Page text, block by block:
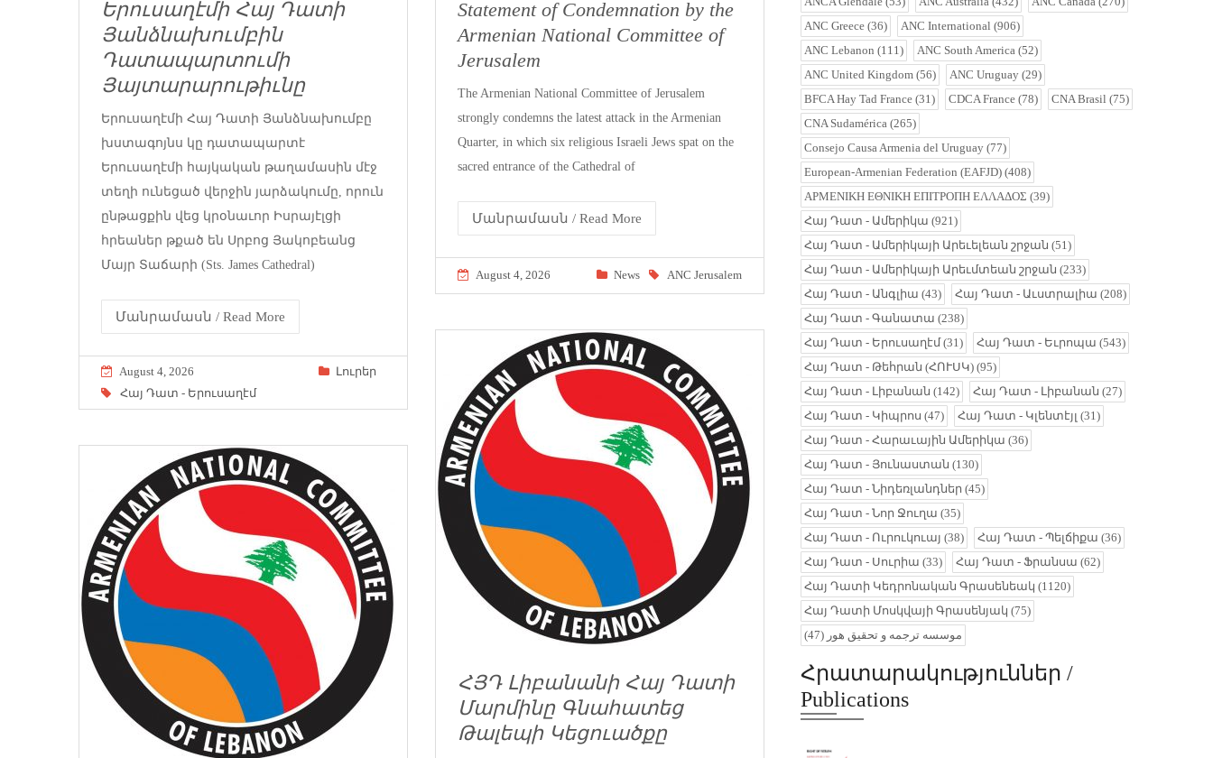
Երուսաղէմի Հայ Դատի
Յանձնախումբին
Դատապարտումի
Յայտարարութիւնը
Երուսաղէմի Հայ Դատի Յանձնախումբը
խստագոյնս կը դատապարտէ
Երուսաղէմի հայկական թաղամասին մէջ
տեղի ունեցած վերջին յարձակումը, որուն
ընթացքին վեց կրօնաւոր Իսրայէլցի
հրեաներ թքած են Սրբոց Յակոբեանց
Մայր Տաճարի (Sts. James Cathedral)
Մանրամասն / Read More
August 4, 2026
Լուրեր
Հայ Դատ - Երուսաղէմ
Statement of Condemnation by the
Armenian National Committee of
Jerusalem
The Armenian National Committee of Jerusalem
strongly condemns the latest attack in the Armenian
Quarter, in which six religious Israeli Jews spat on the
sacred entrance of the Cathedral of
Մանրամասն / Read More
August 4, 2026 News ANC Jerusalem
ՀՅԴ Լիբանանի Հայ Դատի
Մարմինը Գնահատեց
Թալեպի Կեցուածքը
ANC Greece (36) ANC International (906)
ANC Lebanon (111) ANC South America (52)
ANC United Kingdom (56) ANC Uruguay (29)
BFCA Hay Tad France (31) CDCA France (78) CNA Brasil (75)
CNA Sudamérica (265)
Consejo Causa Armenia del Uruguay (77)
European-Armenian Federation (EAFJD) (408)
ΑΡΜΕΝΙΚΗ ΕΘΝΙΚΗ ΕΠΙΤΡΟΠΗ ΕΛΛΑΔΟΣ (39)
Հայ Դատ - Ամերիկա (921)
Հայ Դատ - Ամերիկայի Արեւելեան շրջան (51)
Հայ Դատ - Ամերիկայի Արեւմտեան շրջան (233)
Հայ Դատ - Անգլիա (43) Հայ Դատ - Աւստրալիա (208)
Հայ Դատ - Գանատա (238)
Հայ Դատ - Երուսաղէմ(31) Հայ Դատ - Եւրոպա (543)
Հայ Դատ - Թեհրան (ՀՈՒՍԿ) (95)
Հայ Դատ - Լիբանան (142) Հայ Դատ - Լիբանան (27)
Հայ Դատ - Կիպրոս (47) Հայ Դատ - Կլենտէյլ (31)
Հայ Դատ - Հարաւային Ամերիկա (36)
Հայ Դատ - Յունաստան (130)
Հայ Դատ - Նիդեռլանդներ (45)
Հայ Դատ - Նոր Ջուղա (35)
Հայ Դատ - Ուրուկուայ (38) Հայ Դատ - Պելճիքա (36)
Հայ Դատ - Սուրիա (33) Հայ Դատ - Ֆրանսա (62)
Հայ Դատի Կեդրոնական Գրասենեակ (1120)
Հայ Դատի Մոսկվայի Գրասենյակ (75)
موسسه ترجمه و تحقیق هور (47)
Հրատարակություններ /
Publications